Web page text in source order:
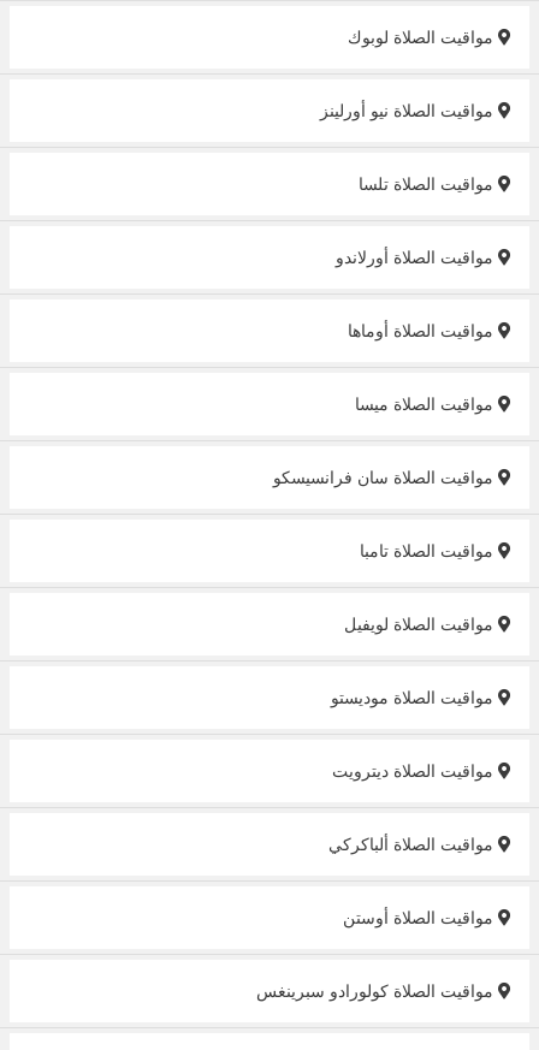
مواقيت الصلاة لوبوك
مواقيت الصلاة نيو أورلينز
مواقيت الصلاة تلسا
مواقيت الصلاة أورلاندو
مواقيت الصلاة أوماها
مواقيت الصلاة ميسا
مواقيت الصلاة سان فرانسيسكو
مواقيت الصلاة تامبا
مواقيت الصلاة لويفيل
مواقيت الصلاة موديستو
مواقيت الصلاة ديترويت
مواقيت الصلاة ألباكركي
مواقيت الصلاة أوستن
مواقيت الصلاة كولورادو سبرينغس